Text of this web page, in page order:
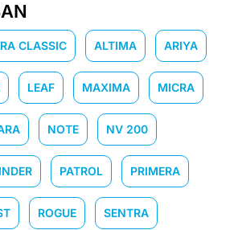
CLASSIC ALTIMA ARIYA
LEAF MAXIMA MICRA
NOTE NV 200
PATROL PRIMERA
ROGUE SENTRA